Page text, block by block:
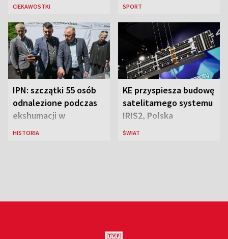
CIEKAWOSTKI SPORT
IPN: szczątki 55 osób
odnalezione podczas
ekshumacji w
Ostrówkach i Woli
HISTORIA
KE przyspiesza budowę
satelitarnego systemu
IRIS2, Polska
przeznaczy 656 mln
ŚWIAT